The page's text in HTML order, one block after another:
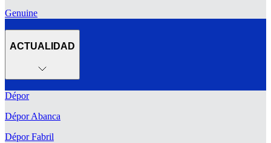
Genuine
ACTUALIDAD
Dépor
Dépor Abanca
Dépor Fabril